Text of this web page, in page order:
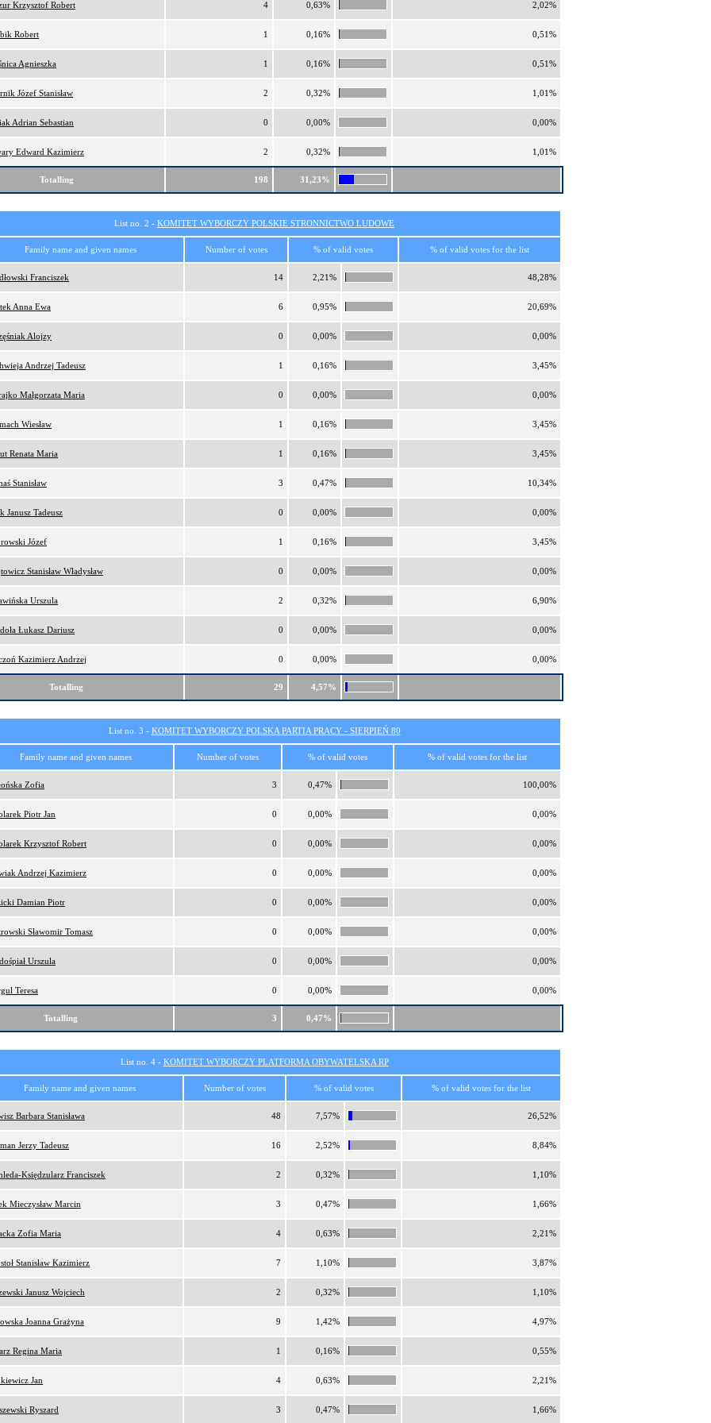
Krzysztof Robert 4 0,63% 2,02%
Robert 1 0,16% 0,51%
Agnieszka 1 0,16% 0,51%
Józef Stanisław 2 0,32% 1,01%
Adrian Sebastian 0 0,00% 0,00%
Edward Kazimierz 2 0,32% 1,01%
Totalling 198 31,23%
List no. 2 - KOMITET WYBORCZY POLSKIE STRONNICTWO LUDOWE
Family name and given names Number of votes % of valid votes % of valid votes for the list
Franciszek 14 2,21% 48,28%
Anna Ewa 6 0,95% 20,69%
Alojzy 0 0,00% 0,00%
Andrzej Tadeusz 1 0,16% 3,45%
Małgorzata Maria 0 0,00% 0,00%
Wiesław 1 0,16% 3,45%
Renata Maria 1 0,16% 3,45%
Stanisław 3 0,47% 10,34%
Janusz Tadeusz 0 0,00% 0,00%
Józef 1 0,16% 3,45%
Stanisław Władysław 0 0,00% 0,00%
Urszula 2 0,32% 6,90%
Łukasz Dariusz 0 0,00% 0,00%
Kazimierz Andrzej 0 0,00% 0,00%
Totalling 29 4,57%
List no. 3 - KOMITET WYBORCZY POLSKA PARTIA PRACY - SIERPIEŃ 80
Family name and given names Number of votes % of valid votes % of valid votes for the list
Zofia 3 0,47% 100,00%
Piotr Jan 0 0,00% 0,00%
Krzysztof Robert 0 0,00% 0,00%
Andrzej Kazimierz 0 0,00% 0,00%
Damian Piotr 0 0,00% 0,00%
Sławomir Tomasz 0 0,00% 0,00%
Urszula 0 0,00% 0,00%
Teresa 0 0,00% 0,00%
Totalling 3 0,47%
List no. 4 - KOMITET WYBORCZY PLATFORMA OBYWATELSKA RP
Family name and given names Number of votes % of valid votes % of valid votes for the list
Barbara Stanisława 48 7,57% 26,52%
Jerzy Tadeusz 16 2,52% 8,84%
Księdzularz Franciszek 2 0,32% 1,10%
Mieczysław Marcin 3 0,47% 1,66%
Zofia Maria 4 0,63% 2,21%
Stanisław Kazimierz 7 1,10% 3,87%
Janusz Wojciech 2 0,32% 1,10%
Joanna Grażyna 9 1,42% 4,97%
Regina Maria 1 0,16% 0,55%
Jan 4 0,63% 2,21%
Ryszard 3 0,47% 1,66%